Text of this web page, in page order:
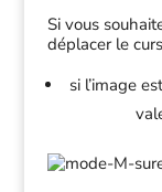
Si vous
déplacer le
si l’image